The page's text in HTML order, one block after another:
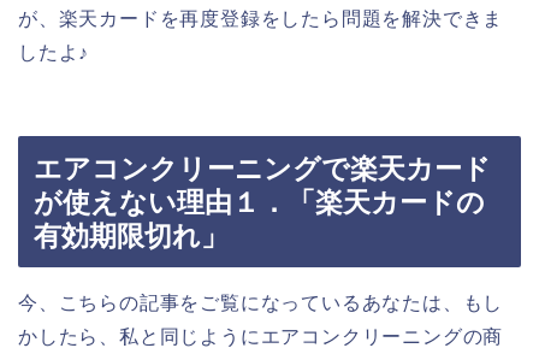
が、楽天カードを再度登録をしたら問題を解決できま
したよ♪
エアコンクリーニングで楽天カード
が使えない理由１．「楽天カードの
有効期限切れ」
今、こちらの記事をご覧になっているあなたは、もし
かしたら、私と同じようにエアコンクリーニングの商